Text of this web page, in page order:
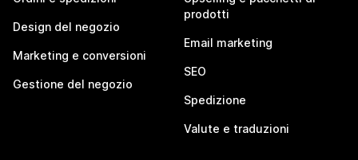
Design del negozio
Marketing e conversioni
Gestione del negozio
prodotti
Email marketing
SEO
Spedizione
Valute e traduzioni